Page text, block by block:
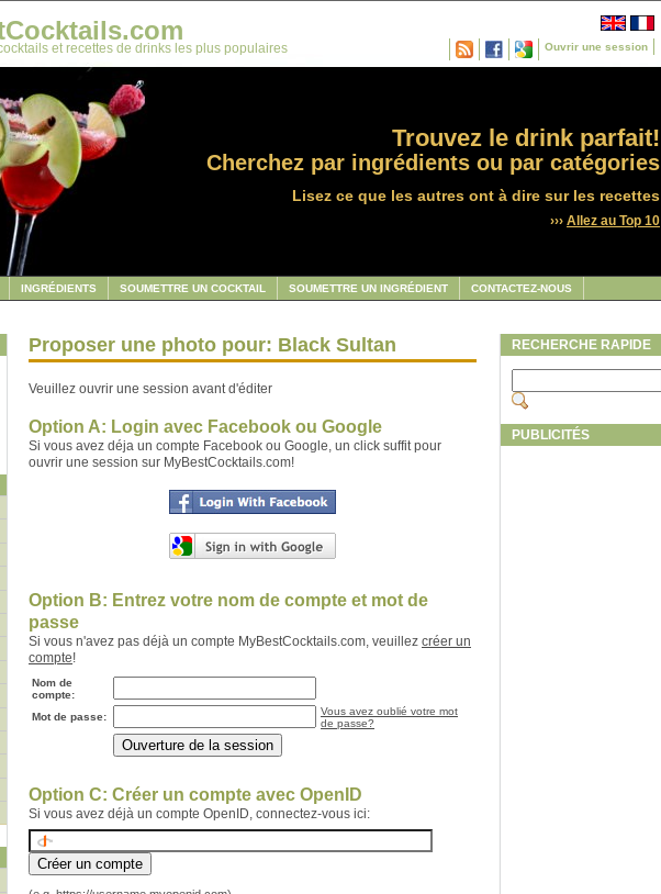
Ouvrir une session
et recettes de drinks les plus populaires
Trouvez le drink parfait!
Cherchez par ingrédients ou par catégories
Lisez ce que les autres ont à dire sur les recettes
››› Allez au Top 10
INGRÉDIENTS SOUMETTRE UN COCKTAIL SOUMETTRE UN INGRÉDIENT CONTACTEZ-NOUS
Proposer une photo pour: Black Sultan
Veuillez ouvrir une session avant d'éditer
Option A: Login avec Facebook ou Google
Si vous avez déja un compte Facebook ou Google, un click suffit pour
ouvrir une session sur MyBestCocktails.com!
Option B: Entrez votre nom de compte et mot de
passe
Si vous n'avez pas déjà un compte MyBestCocktails.com, veuillez créer un
compte!
Nom de
compte:
Mot de passe:
Vous avez oublié votre mot
de passe?
Option C: Créer un compte avec OpenID
Si vous avez déjà un compte OpenID, connectez-vous ici:
RECHERCHE RAPIDE
PUBLICITÉS